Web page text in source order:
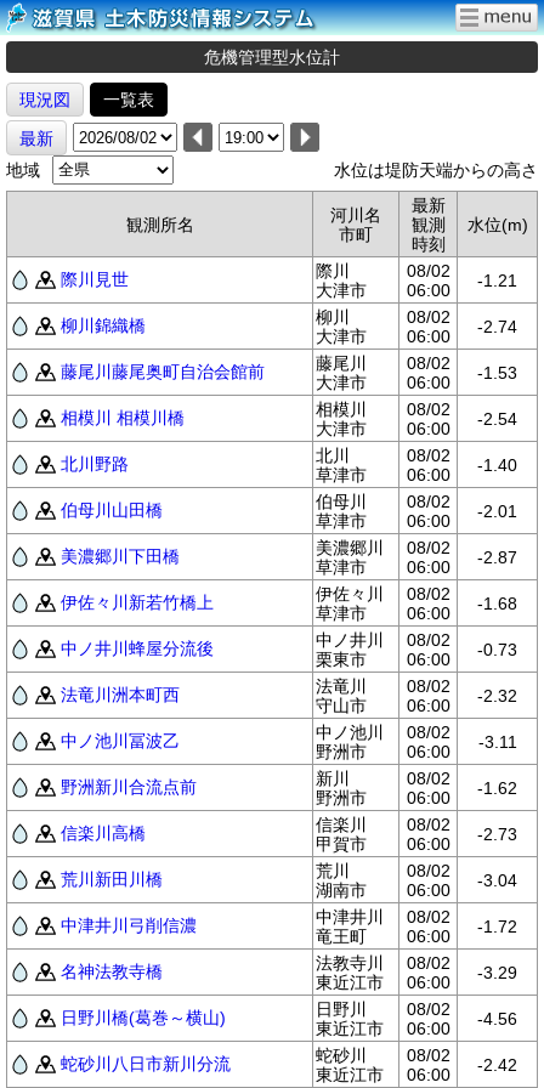
危機管理型水位計
現況図
一覧表
最新
地域
水位は堤防天端からの高さ
観測所名
河川名
市町
最新
観測
時刻
水位(m)
際川見世
際川
大津市
08/02
06:00
-1.21
柳川錦織橋
柳川
大津市
08/02
06:00
-2.74
藤尾川藤尾奥町自治会館前
藤尾川
大津市
08/02
06:00
-1.53
相模川 相模川橋
相模川
大津市
08/02
06:00
-2.54
北川野路
北川
草津市
08/02
06:00
-1.40
伯母川山田橋
伯母川
草津市
08/02
06:00
-2.01
美濃郷川下田橋
美濃郷川
草津市
08/02
06:00
-2.87
伊佐々川新若竹橋上
伊佐々川
草津市
08/02
06:00
-1.68
中ノ井川蜂屋分流後
中ノ井川
栗東市
08/02
06:00
-0.73
法竜川洲本町西
法竜川
守山市
08/02
06:00
-2.32
中ノ池川冨波乙
中ノ池川
野洲市
08/02
06:00
-3.11
野洲新川合流点前
新川
野洲市
08/02
06:00
-1.62
信楽川高橋
信楽川
甲賀市
08/02
06:00
-2.73
荒川新田川橋
荒川
湖南市
08/02
06:00
-3.04
中津井川弓削信濃
中津井川
竜王町
08/02
06:00
-1.72
名神法教寺橋
法教寺川
東近江市
08/02
06:00
-3.29
日野川橋(葛巻～横山)
日野川
東近江市
08/02
06:00
-4.56
蛇砂川八日市新川分流
蛇砂川
東近江市
08/02
06:00
-2.42